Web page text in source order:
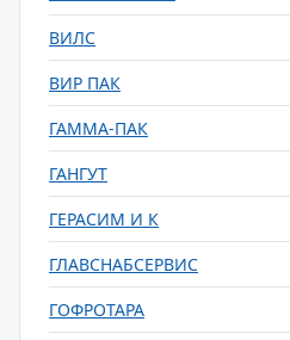
ВИЛС
ВИР ПАК
ГАММА-ПАК
ГАНГУТ
ГЕРАСИМ И К
ГЛАВСНАБСЕРВИС
ГОФРОТАРА